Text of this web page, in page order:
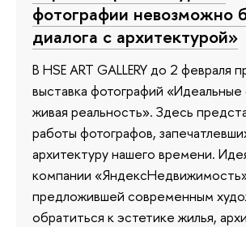
фотографии невозможно
диалога с архитектурой»
В HSE ART GALLERY до 2 февраля
выставка фотографий
живая реальность». Здесь
работы фотографов,
архитектуру нашего времени.
компании
предложившей современным
обратиться к эстетике жилья,